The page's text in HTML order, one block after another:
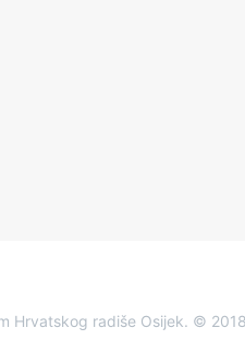
Hrvatskog radiše Osijek. ©